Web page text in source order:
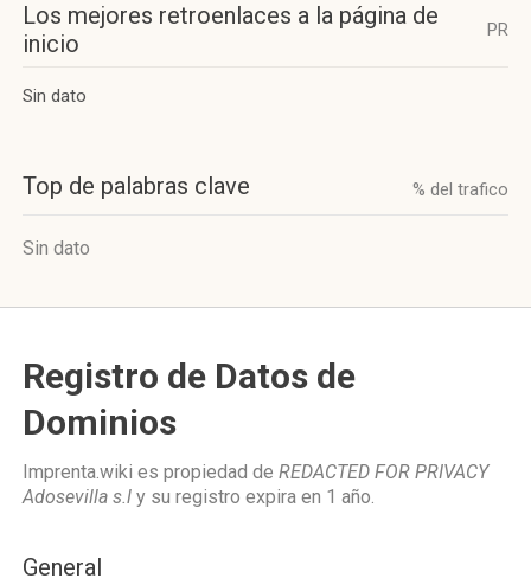
Los mejores retroenlaces a la página de
inicio
PR
Sin dato
Top de palabras clave % del trafico
Sin dato
Registro de Datos de
Dominios
Imprenta.wiki es propiedad de REDACTED FOR PRIVACY
Adosevilla s.l y su registro expira en 1 año.
General